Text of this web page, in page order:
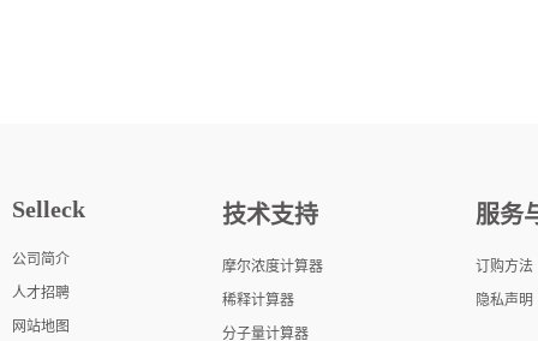
Selleck
公司简介
人才招聘
网站地图
技术支持
摩尔浓度计算器
稀释计算器
分子量计算器
服务
订购方法
隐私声明